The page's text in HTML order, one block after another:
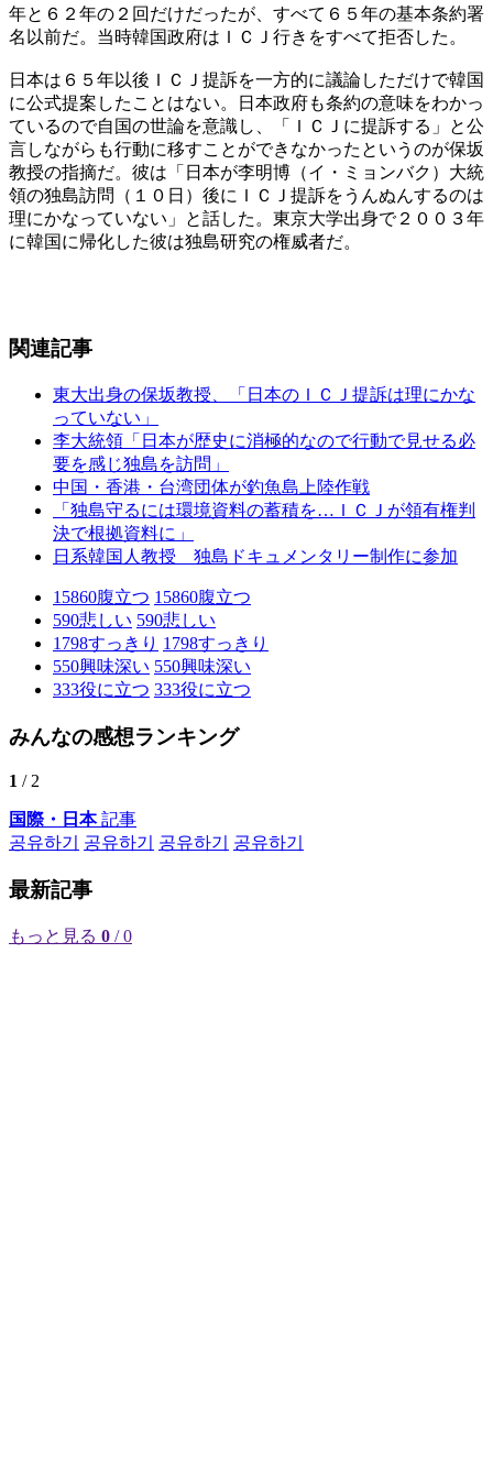
年と６２年の２回だけだったが、すべて６５年の基本条約署
名以前だ。当時韓国政府はＩＣＪ行きをすべて拒否した。
日本は６５年以後ＩＣＪ提訴を一方的に議論しただけで韓国
に公式提案したことはない。日本政府も条約の意味をわかっ
ているので自国の世論を意識し、「ＩＣＪに提訴する」と公
言しながらも行動に移すことができなかったというのが保坂
教授の指摘だ。彼は「日本が李明博（イ・ミョンバク）大統
領の独島訪問（１０日）後にＩＣＪ提訴をうんぬんするのは
理にかなっていない」と話した。東京大学出身で２００３年
に韓国に帰化した彼は独島研究の権威者だ。
関連記事
東大出身の保坂教授、「日本のＩＣＪ提訴は理にかな
っていない」
李大統領「日本が歴史に消極的なので行動で見せる必
要を感じ独島を訪問」
中国・香港・台湾団体が釣魚島上陸作戦
「独島守るには環境資料の蓄積を…ＩＣＪが領有権判
決で根拠資料に」
日系韓国人教授 独島ドキュメンタリー制作に参加
15860腹立つ 15860腹立つ
590悲しい 590悲しい
1798すっきり 1798すっきり
550興味深い 550興味深い
333役に立つ 333役に立つ
みんなの感想ランキング
1 / 2
国際・日本記事
공유하기
공유하기 공유하기 공유하기
最新記事
もっと見る 0 / 0